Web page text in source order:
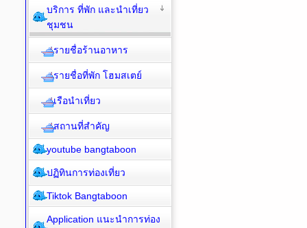
บริการ ที่พัก และนำเที่ยว
ชุมชน
รายชื่อร้านอาหาร
รายชื่อที่พัก โฮมสเตย์
เรือนำเที่ยว
สถานที่สำคัญ
youtube bangtaboon
ปฏิทินการท่องเที่ยว
Tiktok Bangtaboon
Application แนะนำการท่อง